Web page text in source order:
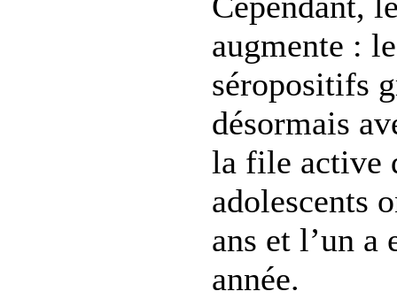
augmente :
séropositifs
désormais
la file active
adolescents
ans et l’un a
année.